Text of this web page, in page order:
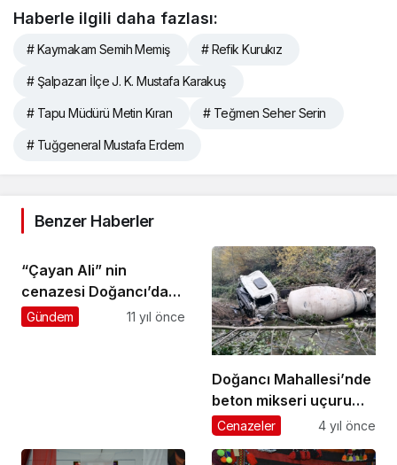
Haberle ilgili daha fazlası:
# Kaymakam Semih Memiş # Refik Kurukız
# Şalpazarı İlçe J. K. Mustafa Karakuş
# Tapu Müdürü Metin Kıran # Teğmen Seher Serin
# Tuğgeneral Mustafa Erdem
Benzer Haberler
“Çayan Ali” nin
cenazesi Doğancı’da
toprağa verildi
Gündem 11 yıl önce
Doğancı Mahallesi’nde
beton mikseri uçuruma
yuvarlandı: 1 ölü
Cenazeler 4 yıl önce